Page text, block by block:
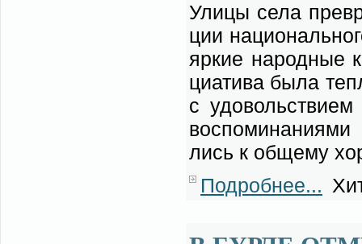
Ули­цы се­ла
ции
яр­кие на­род­ные
ци­а­ти­ва бы­ла
с
лись к об­ще­му
Подробнее...